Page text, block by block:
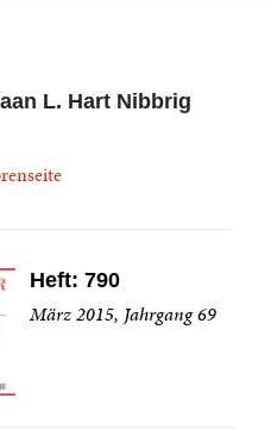
L. Hart Nibbrig
Heft: 790
März 2015, Jahrgang 69